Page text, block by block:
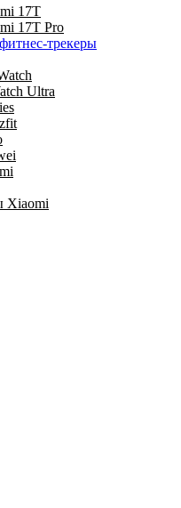
17Т
17Т Pro
трекеры
Ultra
Xiaomi